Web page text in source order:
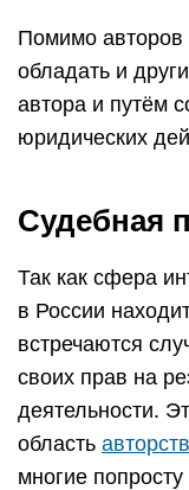
Помимо авторов
обладать и
автора и путём
юридических
Судебная
Так как сфера
в России
встречаются
своих прав на
деятельности.
область
многие